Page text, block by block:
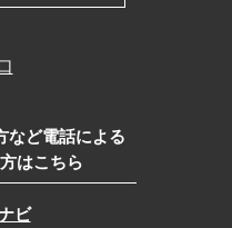
など電話による
はこちら
ビ